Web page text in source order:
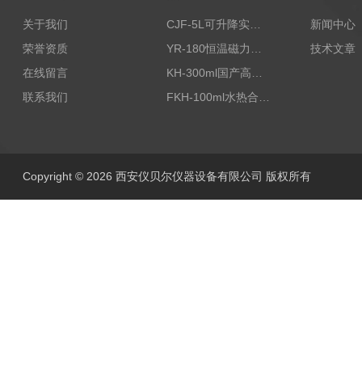
关于我们
荣誉资质
在线留言
联系我们
新闻中心
技术文章
Copyright © 2026 西安仪贝尔仪器设备有限公司 版权所有